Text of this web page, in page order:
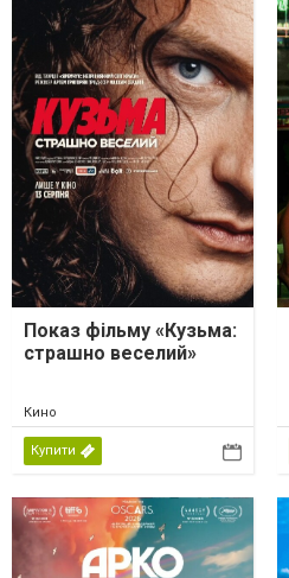
Показ фільму «Кузьма:
страшно веселий»
Кино
Купити